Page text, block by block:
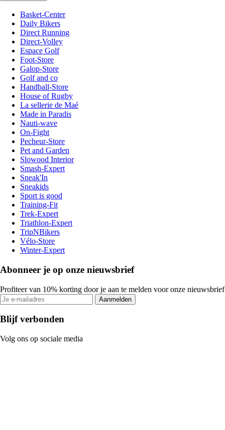
Basket-Center
Daily Bikers
Direct Running
Direct-Volley
Espace Golf
Foot-Store
Galop-Store
Golf and co
Handball-Store
House of Rugby
La sellerie de Maé
Made in Paradis
Nauti-wave
On-Fight
Pecheur-Store
Pet and Garden
Slowood Interior
Smash-Expert
Sneak'In
Sneakids
Sport is good
Training-Fit
Trek-Expert
Triathlon-Expert
TripNBikers
Vélo-Store
Winter-Expert
Abonneer je op onze nieuwsbrief
Profiteer van 10% korting door je aan te melden voor onze nieuwsbrief
Aanmelden
Blijf verbonden
Volg ons op sociale media